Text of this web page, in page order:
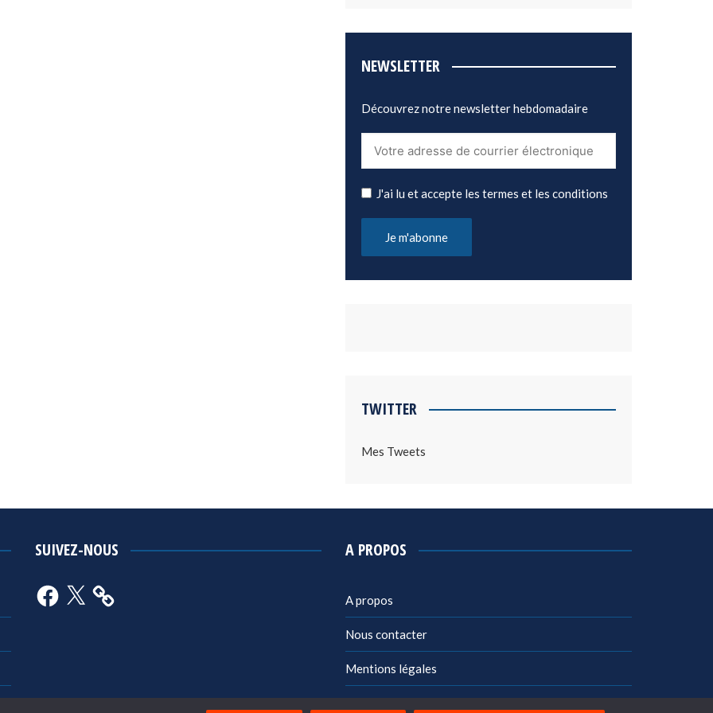
NEWSLETTER
Découvrez notre newsletter hebdomadaire
J'ai lu et accepte les termes et les conditions
TWITTER
Mes Tweets
SUIVEZ-NOUS
Facebook
X
A PROPOS
A propos
Nous contacter
Mentions légales
Politique de confidentialité